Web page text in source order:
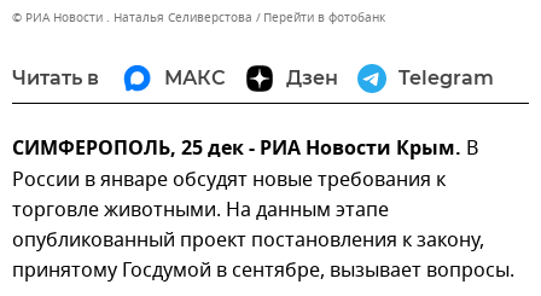
© РИА Новости . Наталья Селиверстова Перейти в фотобанк
Читать в МАКС Дзен Telegram
СИМФЕРОПОЛЬ, 25 дек - РИА Новости Крым. В
России в январе обсудят новые требования к
торговле животными. На данным этапе
опубликованный проект постановления к закону,
принятому Госдумой в сентябре, вызывает вопросы.